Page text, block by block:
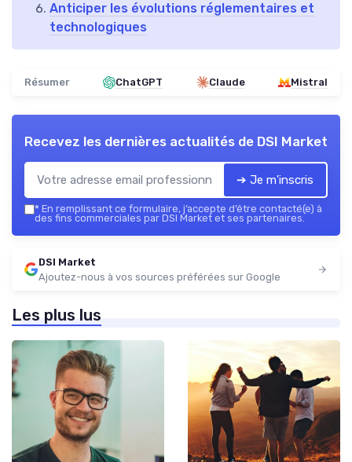
Anticiper les évolutions réglementaires et
technologiques
Résumer ChatGPT Claude Mistral
Recevez les dernières actualités de DSI Market
➔ Je m'inscris
* En remplissant ce formulaire, j’accepte d’être contacté(e) à
des fins commerciales par DSI Market et ses partenaires.
DSI Market
Ajoutez-nous à vos sources préférées sur Google
Les plus lus